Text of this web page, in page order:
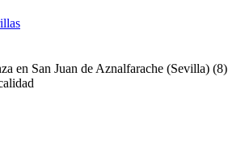
en San Juan de Aznalfarache (Sevilla) (8)